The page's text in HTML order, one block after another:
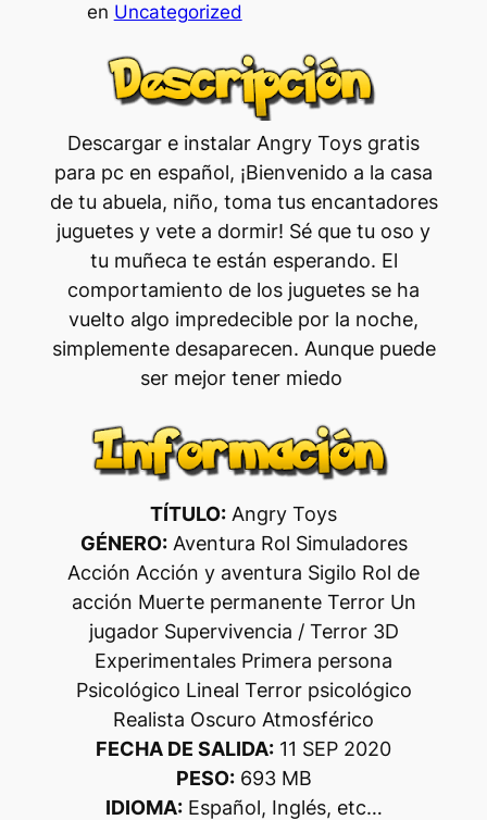
en Uncategorized
Descargar e instalar Angry Toys gratis
para pc en español, ¡Bienvenido a la casa
de tu abuela, niño, toma tus encantadores
juguetes y vete a dormir! Sé que tu oso y
tu muñeca te están esperando. El
comportamiento de los juguetes se ha
vuelto algo impredecible por la noche,
simplemente desaparecen. Aunque puede
ser mejor tener miedo
TÍTULO: Angry Toys
GÉNERO:Aventura Rol Simuladores
Acción Acción y aventura Sigilo Rol de
acción Muerte permanente Terror Un
jugador Supervivencia / Terror 3D
Experimentales Primera persona
Psicológico Lineal Terror psicológico
Realista Oscuro Atmosférico
FECHA DE SALIDA: 11 SEP 2020
PESO:693 MB
IDIOMA:Español, Inglés, etc…